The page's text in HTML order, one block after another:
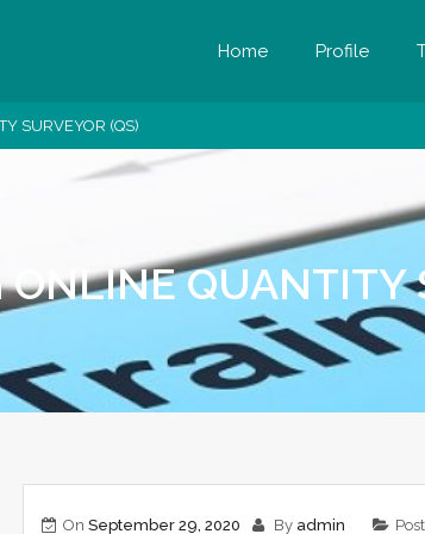
Home Profile
SURVEYOR (QS)
ONLINE QUANTITY
On September 29, 2020 By admin